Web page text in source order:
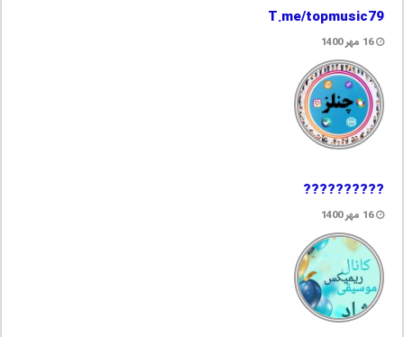
T.me/topmusic79
16 مهر 1400
??????????
16 مهر 1400